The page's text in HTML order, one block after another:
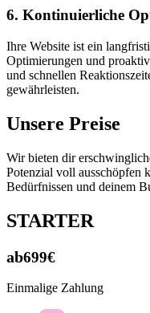
6. Kontinuierliche
Ihre Website ist ein
Optimierungen und
und schnellen
gewährleisten.
Unsere Preise
Wir bieten dir
Potenzial voll ausschöpfen
Bedürfnissen und deinem
STARTER
ab699€
Einmalige Zahlung